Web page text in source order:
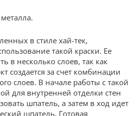
в стиле хай-тек,
такой краски. Ее
в несколько слоев, так как
создается за счет комбинации
слоев. В начале работы с такой
для внутренней отделки стен
шпатель, а затем в ход идет
шпатель. Готовая